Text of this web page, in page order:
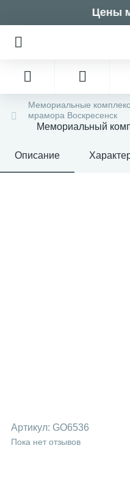
Цены
Мемориальные
мрамора Воскресенск
Мемориальный
Описание
Артикул: GO6536
Пока нет отзывов